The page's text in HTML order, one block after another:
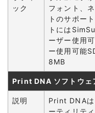
ック
フォント、
トのサポー
トには
ーザー使用
ー使用可能
8MB
Print DNA ソフトウェ
説明
Print DNAは
ーティリテ